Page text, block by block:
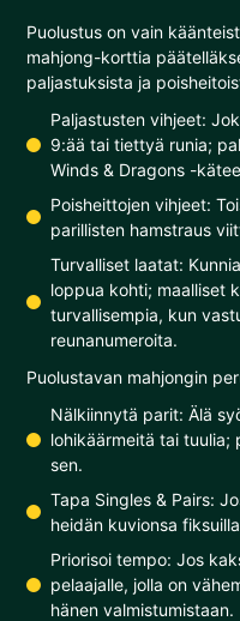
Puolustus on vain
mahjong-korttia
paljastuksista ja
Paljastusten vihjeet:
9:ää tai tiettyä runia;
Winds & Dragons -
Poisheittojen vihjeet:
parillisten hamstraus
Turvalliset laatat:
loppua kohti; maalliset
turvallisempia, kun
reunanumeroita.
Puolustavan mahjongin
Nälkiinnytä parit: Älä
lohikäärmeitä tai tuulia;
sen.
Tapa Singles & Pairs:
heidän kuvionsa
Priorisoi tempo: Jos
pelaajalle, jolla on
hänen valmistumistaan.